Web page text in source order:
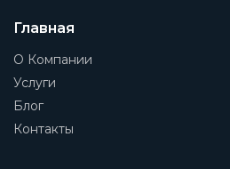
Главная
О Компании
Услуги
Блог
Контакты